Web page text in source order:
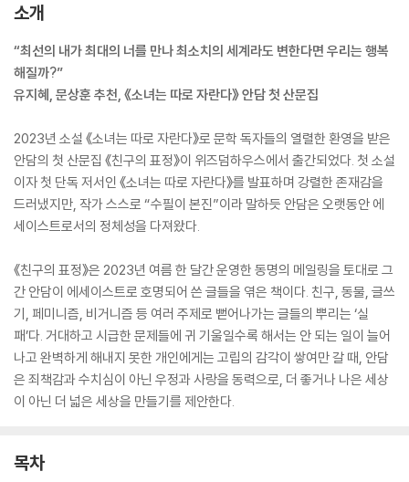
소개
“최선의 내가 최대의 너를 만나 최소치의 세계라도 변한다면 우리는 행복
해질까?”
유지혜, 문상훈 추천, 《소녀는 따로 자란다》 안담 첫 산문집
2023년 소설 《소녀는 따로 자란다》로 문학 독자들의 열렬한 환영을 받은
안담의 첫 산문집 《친구의 표정》이 위즈덤하우스에서 출간되었다. 첫 소설
이자 첫 단독 저서인 《소녀는 따로 자란다》를 발표하며 강렬한 존재감을
드러냈지만, 작가 스스로 “수필이 본진”이라 말하듯 안담은 오랫동안 에
세이스트로서의 정체성을 다져왔다.
《친구의 표정》은 2023년 여름 한 달간 운영한 동명의 메일링을 토대로 그
간 안담이 에세이스트로 호명되어 쓴 글들을 엮은 책이다. 친구, 동물, 글쓰
기, 페미니즘, 비거니즘 등 여러 주제로 뻗어나가는 글들의 뿌리는 ‘실
패’다. 거대하고 시급한 문제들에 귀 기울일수록 해서는 안 되는 일이 늘어
나고 완벽하게 해내지 못한 개인에게는 고립의 감각이 쌓여만 갈 때, 안담
은 죄책감과 수치심이 아닌 우정과 사랑을 동력으로, 더 좋거나 나은 세상
이 아닌 더 넓은 세상을 만들기를 제안한다.
목차